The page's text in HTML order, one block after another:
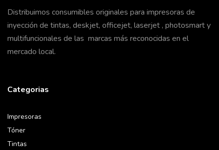
Distribuimos consumibles originales para impresoras de
inyección de tintas, deskjet, officejet, laserjet , photosmart y
multifuncionales de las marcas más reconocidas en el
mercado local.
Categorias
Impresoras
Tóner
Tintas